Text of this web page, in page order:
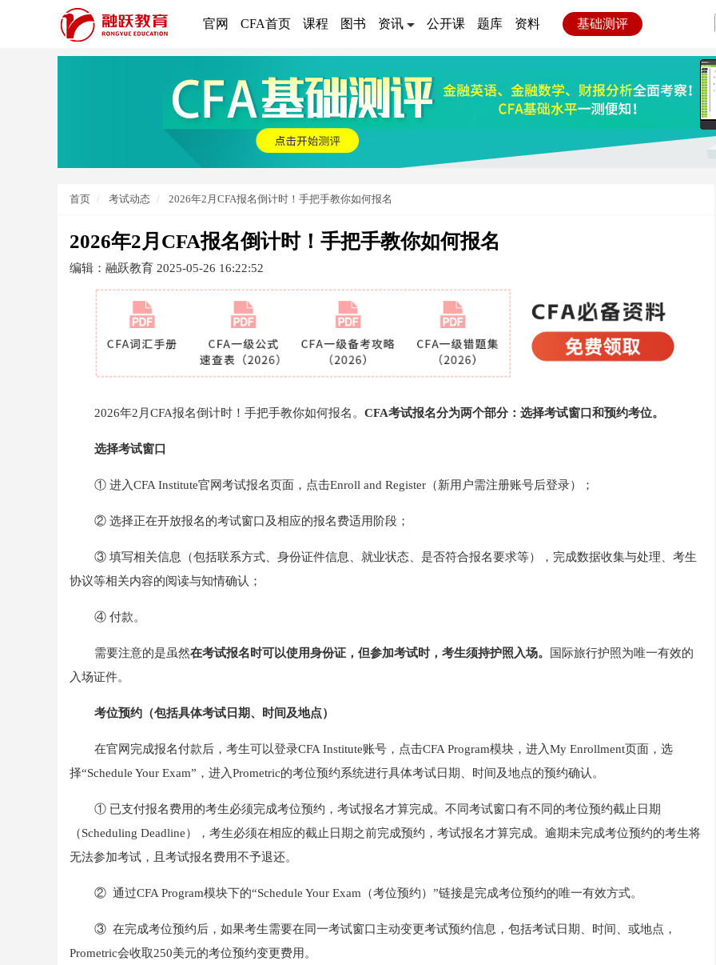
官网 CFA首页 课程 图书 资讯 公开课 题库 资料 基础测评
首页 考试动态 2026年2月CFA报名倒计时！手把手教你如何报名
2026年2月CFA报名倒计时！手把手教你如何报名
编辑：融跃教育 2025-05-26 16:22:52
2026年2月CFA报名倒计时！手把手教你如何报名。 CFA考试报名分为两个部分：选择考试窗口和预约考位。
选择考试窗口
① 进入CFA Institute官网考试报名页面，点击Enroll and Register（新用户需注册账号后登录）；
② 选择正在开放报名的考试窗口及相应的报名费适用阶段；
③ 填写相关信息（包括联系方式、身份证件信息、就业状态、是否符合报名要求等），完成数据收集与处理、考生
协议等相关内容的阅读与知情确认；
④ 付款。
需要注意的是虽然在考试报名时可以使用身份证，但参加考试时，考生须持护照入场。 国际旅行护照为唯一有效的
入场证件。
考位预约（包括具体考试日期、时间及地点）
在官网完成报名付款后，考生可以登录CFA Institute账号，点击CFA Program模块，进入My Enrollment页面，选
择“Schedule Your Exam”，进入Prometric的考位预约系统进行具体考试日期、时间及地点的预约确认。
① 已支付报名费用的考生必须完成考位预约，考试报名才算完成。不同考试窗口有不同的考位预约截止日期
（Scheduling Deadline），考生必须在相应的截止日期之前完成预约，考试报名才算完成。逾期未完成考位预约的考生将
无法参加考试，且考试报名费用不予退还。
② 通过CFA Program模块下的“Schedule Your Exam（考位预约）”链接是完成考位预约的唯一有效方式。
③ 在完成考位预约后，如果考生需要在同一考试窗口主动变更考试预约信息，包括考试日期、时间、或地点，
Prometric会收取250美元的考位预约变更费用。